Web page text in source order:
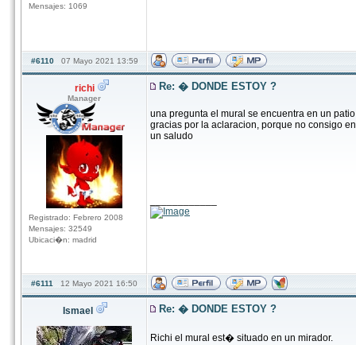
Mensajes: 1069
#6110 07 Mayo 2021 13:59
richi
Manager
Registrado: Febrero 2008
Mensajes: 32549
Ubicaci�n: madrid
Re: � DONDE ESTOY ?
una pregunta el mural se encuentra en un
gracias por la aclaracion, porque no consigo
un saludo
#6111 12 Mayo 2021 16:50
Ismael Re: � DONDE ESTOY ?
Richi el mural est� situado en un mirador.